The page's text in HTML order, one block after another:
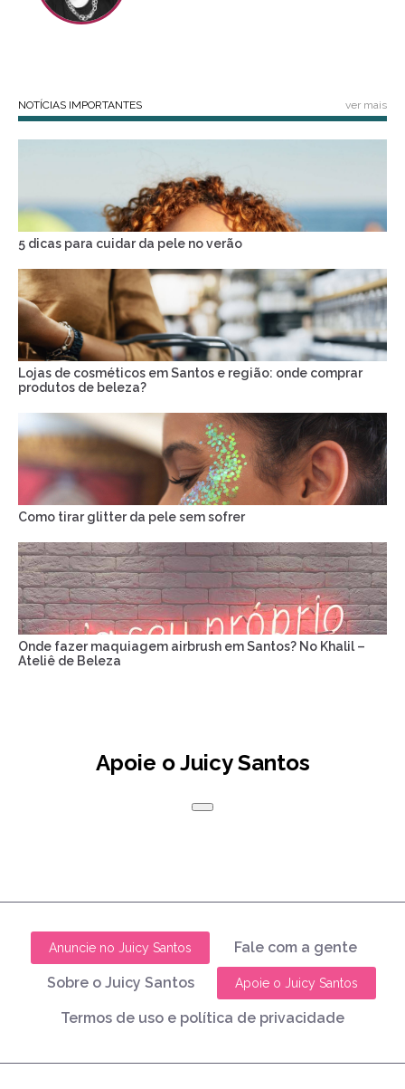
NOTÍCIAS IMPORTANTES ver mais
5 dicas para cuidar da pele no verão
Lojas de cosméticos em Santos e região: onde comprar
produtos de beleza?
Como tirar glitter da pele sem sofrer
Onde fazer maquiagem airbrush em Santos? No Khalil –
Ateliê de Beleza
Apoie o Juicy Santos
Anuncie no Juicy Santos Fale com a gente
Sobre o Juicy Santos Apoie o Juicy Santos
Termos de uso e política de privacidade